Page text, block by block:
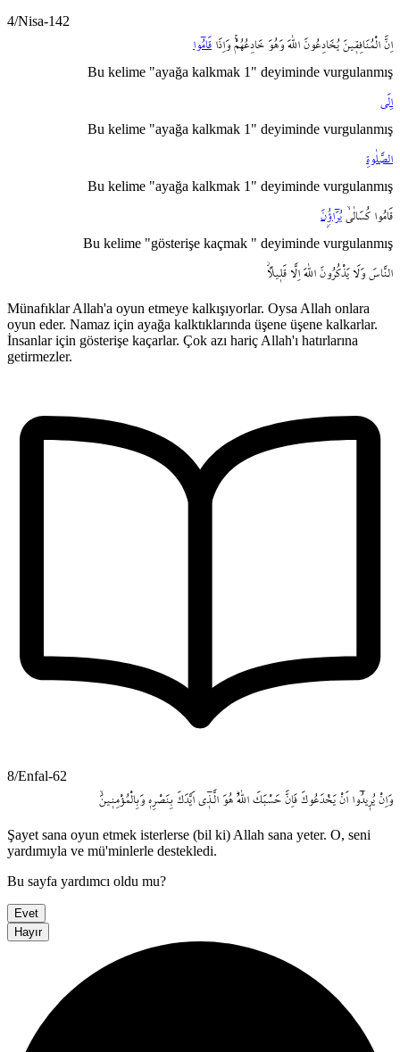
4/Nisa-142
اِنَّ الْمُنَافِق۪ينَ يُخَادِعُونَ اللّٰهَ وَهُوَ خَادِعُهُمْۚ وَاِذَا قَامُٓوا
Bu kelime "ayağa kalkmak 1" deyiminde vurgulanmış
اِلَى
Bu kelime "ayağa kalkmak 1" deyiminde vurgulanmış
الصَّلٰوةِ
Bu kelime "ayağa kalkmak 1" deyiminde vurgulanmış
قَامُوا كُسَالٰىۙ يُرَٓاؤُ۫نَ
Bu kelime "gösterişe kaçmak " deyiminde vurgulanmış
النَّاسَ وَلَا يَذْكُرُونَ اللّٰهَ اِلَّا قَل۪يلاًۘ
Münafıklar Allah'a oyun etmeye kalkışıyorlar. Oysa Allah onlara
oyun eder. Namaz için ayağa kalktıklarında üşene üşene kalkarlar.
İnsanlar için gösterişe kaçarlar. Çok azı hariç Allah'ı hatırlarına
getirmezler.
8/Enfal-62
وَاِنْ يُر۪يدُٓوا اَنْ يَخْدَعُوكَ فَاِنَّ حَسْبَكَ اللّٰهُۜ هُوَ الَّـذ۪ٓي اَيَّدَكَ بِنَصْرِه۪ وَبِالْمُؤْمِن۪ينَۙ
Şayet sana oyun etmek isterlerse (bil ki) Allah sana yeter. O, seni
yardımıyla ve mü'minlerle destekledi.
Bu sayfa yardımcı oldu mu?
Evet
Hayır